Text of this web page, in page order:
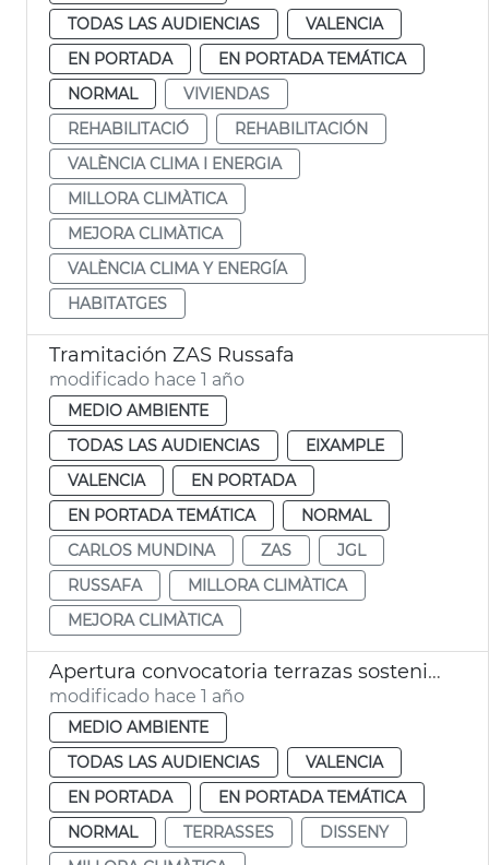
TODAS LAS AUDIENCIAS
VALENCIA
EN PORTADA
EN PORTADA TEMÁTICA
NORMAL
VIVIENDAS
REHABILITACIÓ
REHABILITACIÓN
VALÈNCIA CLIMA I ENERGIA
MILLORA CLIMÀTICA
MEJORA CLIMÀTICA
VALÈNCIA CLIMA Y ENERGÍA
HABITATGES
Tramitación ZAS Russafa
modificado hace 1 año
MEDIO AMBIENTE
TODAS LAS AUDIENCIAS
EIXAMPLE
VALENCIA
EN PORTADA
EN PORTADA TEMÁTICA
NORMAL
CARLOS MUNDINA
ZAS
JGL
RUSSAFA
MILLORA CLIMÀTICA
MEJORA CLIMÀTICA
Apertura convocatoria terrazas sostenibles
modificado hace 1 año
MEDIO AMBIENTE
TODAS LAS AUDIENCIAS
VALENCIA
EN PORTADA
EN PORTADA TEMÁTICA
NORMAL
TERRASSES
DISSENY